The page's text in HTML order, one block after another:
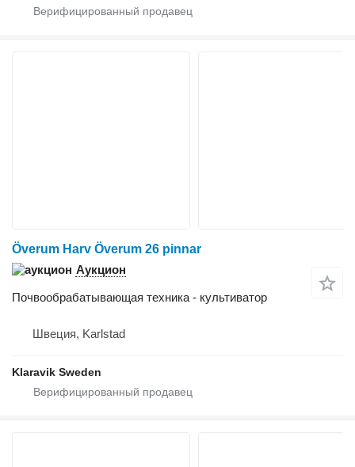
Överum Harv Överum 26 pinnar
Аукцион
Почвообрабатывающая техника - культиватор
Швеция, Karlstad
Klaravik Sweden